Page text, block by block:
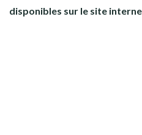
disponibles sur le site